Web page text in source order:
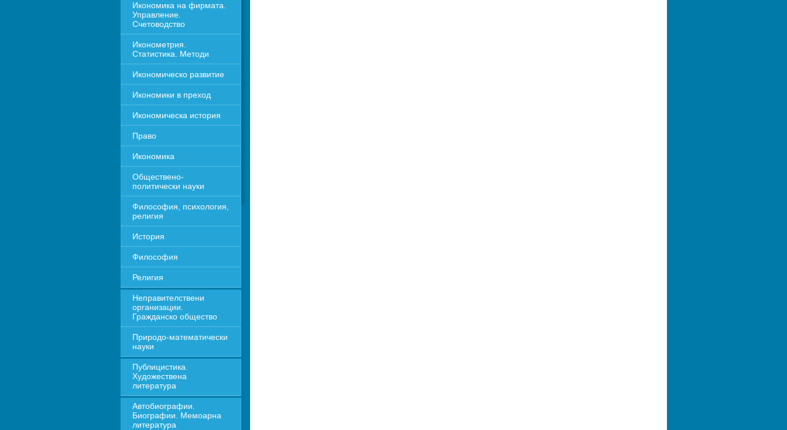
Икономика на фирмата.
Управление.
Счетоводство
Иконометрия.
Статистика. Методи
Икономическо развитие
Икономики в преход
Икономическа история
Право
Икономика
Обществено-
политически науки
Философия, психология,
религия
История
Философия
Религия
Неправителствени
организации.
Гражданско общество
Природо-математически
науки
Публицистика.
Художествена
литература
Автобиографии.
Биографии. Мемоарна
литература